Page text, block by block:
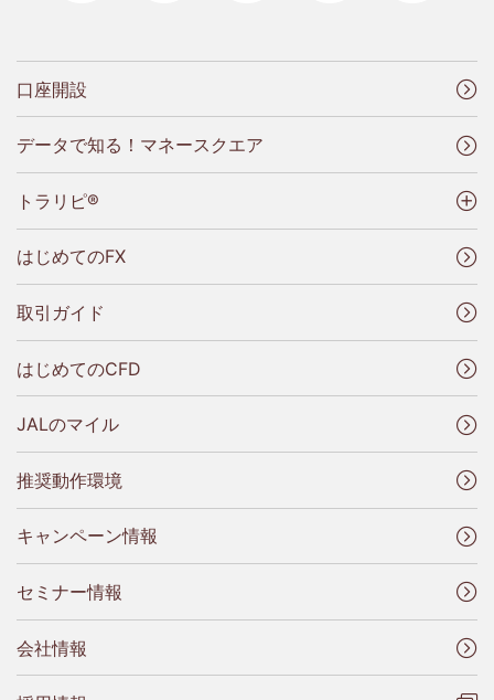
口座開設
データで知る！マネースクエア
トラリピ®
はじめてのFX
取引ガイド
はじめてのCFD
JALのマイル
推奨動作環境
キャンペーン情報
セミナー情報
会社情報